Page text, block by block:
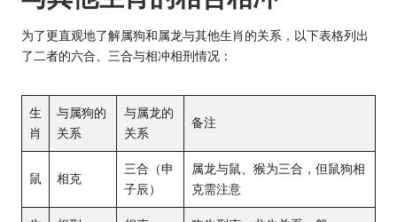
为了更直观地了解属狗和属龙与其他生肖的关系，以下表格列出
了二者的六合、三合与相冲相刑情况：
生
肖
与属狗的
关系
与属龙的
关系
备注
鼠 相克
三合（申
子辰）
属龙与鼠、猴为三合，但鼠狗相
克需注意